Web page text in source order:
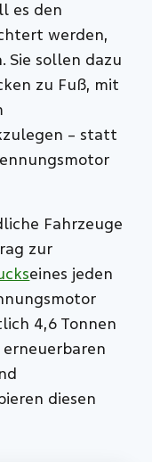
es den
werden,
Sie sollen dazu
zu Fuß, mit
– statt
Fahrzeuge
zur
eines jeden
4,6 Tonnen
erneuerbaren
diesen